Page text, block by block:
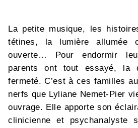
La petite musique, les
tétines, la lumière allumée
ouverte… Pour endormir
parents ont tout essayé, la
fermeté. C’est à ces familles
nerfs que Lyliane Nemet-Pier
ouvrage. Elle apporte son
clinicienne et psychanalyste